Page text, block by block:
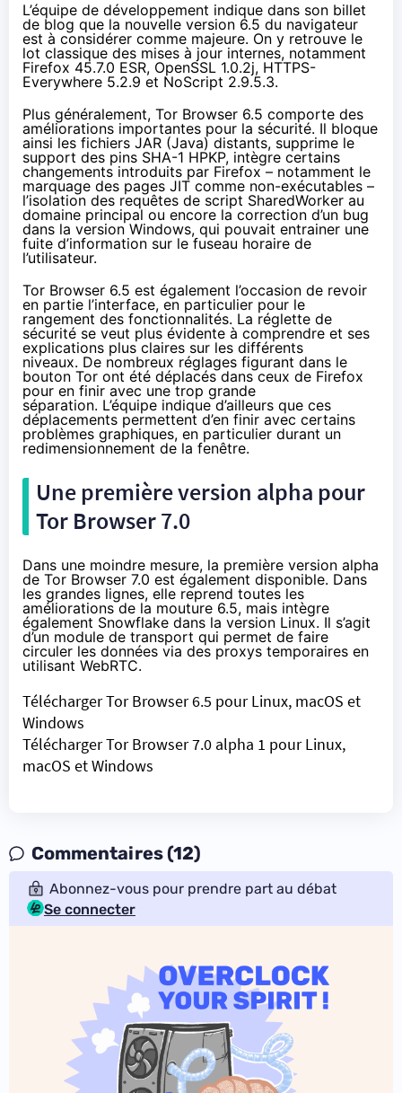
L’équipe de développement indique dans son billet
de blog que la nouvelle version 6.5 du navigateur
est à considérer comme majeure. On y retrouve le
lot classique des mises à jour internes, notamment
Firefox 45.7.0 ESR, OpenSSL 1.0.2j, HTTPS-
Everywhere 5.2.9 et NoScript 2.9.5.3.
Plus généralement, Tor Browser 6.5 comporte des
améliorations importantes pour la sécurité. Il bloque
ainsi les fichiers JAR (Java) distants, supprime le
support des pins SHA-1 HPKP, intègre certains
changements introduits par Firefox – notamment le
marquage des pages JIT comme non-exécutables –
l’isolation des requêtes de script SharedWorker au
domaine principal ou encore la correction d’un bug
dans la version Windows, qui pouvait entrainer une
fuite d’information sur le fuseau horaire de
l’utilisateur.
Tor Browser 6.5 est également l’occasion de revoir
en partie l’interface, en particulier pour le
rangement des fonctionnalités. La réglette de
sécurité se veut plus évidente à comprendre et ses
explications plus claires sur les différents
niveaux. De nombreux réglages figurant dans le
bouton Tor ont été déplacés dans ceux de Firefox
pour en finir avec une trop grande
séparation. L’équipe indique d’ailleurs que ces
déplacements permettent d’en finir avec certains
problèmes graphiques, en particulier durant un
redimensionnement de la fenêtre.
Une première version alpha pour
Tor Browser 7.0
Dans une moindre mesure, la première version alpha
de Tor Browser 7.0 est également disponible. Dans
les grandes lignes, elle reprend toutes les
améliorations de la mouture 6.5, mais intègre
également Snowflake dans la version Linux. Il s’agit
d’un module de transport qui permet de faire
circuler les données via des proxys temporaires en
utilisant WebRTC.
Télécharger Tor Browser 6.5 pour Linux, macOS et
Windows
Télécharger Tor Browser 7.0 alpha 1 pour Linux,
macOS et Windows
Commentaires (12)
Abonnez-vous pour prendre part au débat
Se connecter